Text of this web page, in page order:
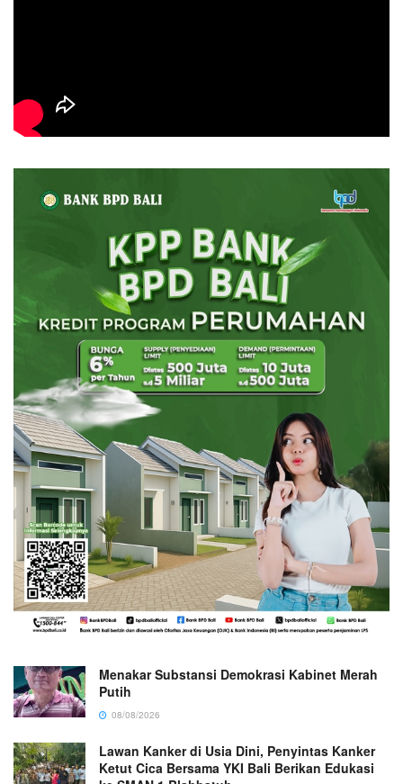
Menakar Substansi Demokrasi Kabinet Merah
Putih
08/08/2026
Lawan Kanker di Usia Dini, Penyintas Kanker
Ketut Cica Bersama YKI Bali Berikan Edukasi